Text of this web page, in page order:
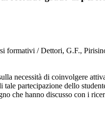
formativi / Dettori, G.F.,
necessità di coinvolgere
partecipazione dello
che hanno discusso con i